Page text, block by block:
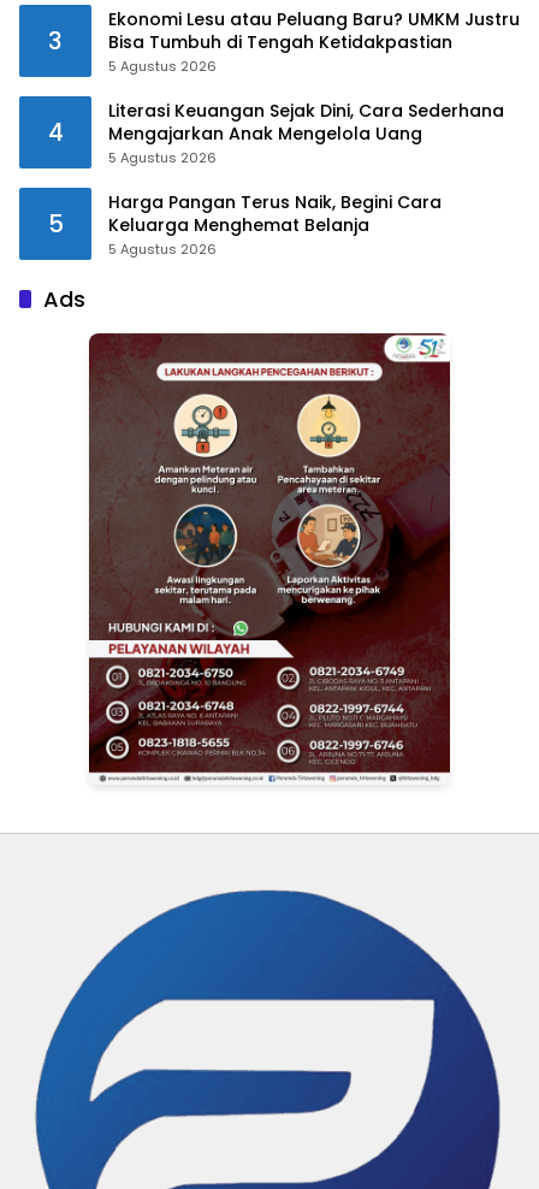
3
Ekonomi Lesu atau Peluang Baru? UMKM Justru
Bisa Tumbuh di Tengah Ketidakpastian
5 Agustus 2026
4
Literasi Keuangan Sejak Dini, Cara Sederhana
Mengajarkan Anak Mengelola Uang
5 Agustus 2026
5
Harga Pangan Terus Naik, Begini Cara
Keluarga Menghemat Belanja
5 Agustus 2026
Ads